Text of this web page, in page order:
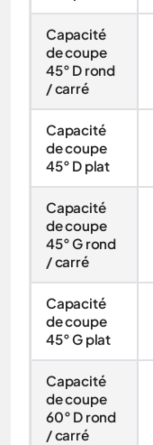
Capacité
de coupe
45° D rond
/ carré
Capacité
de coupe
45° D plat
Capacité
de coupe
45° G rond
/ carré
Capacité
de coupe
45° G plat
Capacité
de coupe
60° D rond
/ carré